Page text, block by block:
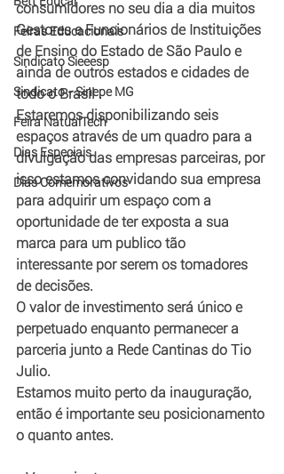
Feiras Educacionais
Sindicato Sieeesp
Sindicato - Sinepe MG
Feira NatualTech
Dias Especiais
Dias Comemorativos
consumidores no seu dia a dia muitos
Gestores e Funcionários de Instituições
de Ensino do Estado de São Paulo e
ainda de outros estados e cidades de
todo o Brasil .
Estaremos disponibilizando seis
espaços através de um quadro para a
divulgação das empresas parceiras, por
isso estamos convidando sua empresa
para adquirir um espaço com a
oportunidade de ter exposta a sua
marca para um publico tão
interessante por serem os tomadores
de decisões.
O valor de investimento será único e
perpetuado enquanto permanecer a
parceria junto a Rede Cantinas do Tio
Julio.
Estamos muito perto da inauguração,
então é importante seu posicionamento
o quanto antes.